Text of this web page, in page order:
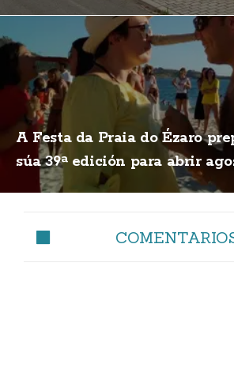
A Festa da Praia do Ézaro
súa 39ª edición para abrir